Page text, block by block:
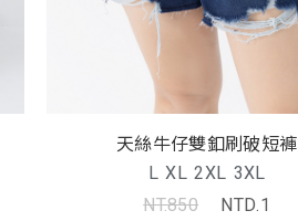
天絲牛仔雙釦刷破短褲
L XL 2XL 3XL
NT.850
NTD.1